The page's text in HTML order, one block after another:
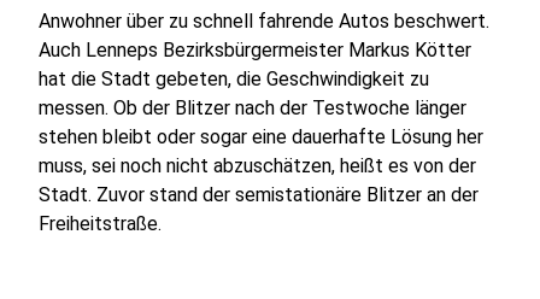
Anwohner über zu schnell fahrende Autos beschwert.
Auch Lenneps Bezirksbürgermeister Markus Kötter
hat die Stadt gebeten, die Geschwindigkeit zu
messen. Ob der Blitzer nach der Testwoche länger
stehen bleibt oder sogar eine dauerhafte Lösung her
muss, sei noch nicht abzuschätzen, heißt es von der
Stadt. Zuvor stand der semistationäre Blitzer an der
Freiheitstraße.